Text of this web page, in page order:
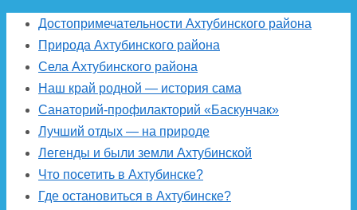
Достопримечательности Ахтубинского района
Природа Ахтубинского района
Села Ахтубинского района
Наш край родной — история сама
Санаторий-профилакторий «Баскунчак»
Лучший отдых — на природе
Легенды и были земли Ахтубинской
Что посетить в Ахтубинске?
Где остановиться в Ахтубинске?